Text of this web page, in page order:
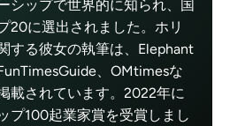
シップで世界的に知られ、国
20に選出されました。ホリ
する彼女の執筆は、Elephant
、OMtimesな
載されています。2022年に
プ100起業家賞を受賞しまし